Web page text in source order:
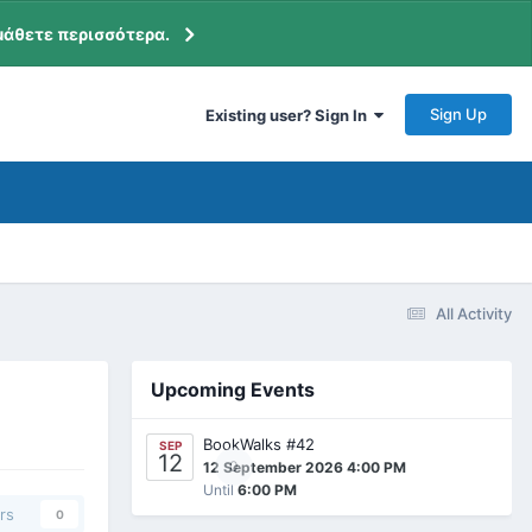
περισσότερα.
Existing user? Sign In Sign Up
All Activity
0
Upcoming Events
SEP
12 0
BookWalks #42
12 September 2026 4:00 PM
Until 6:00 PM